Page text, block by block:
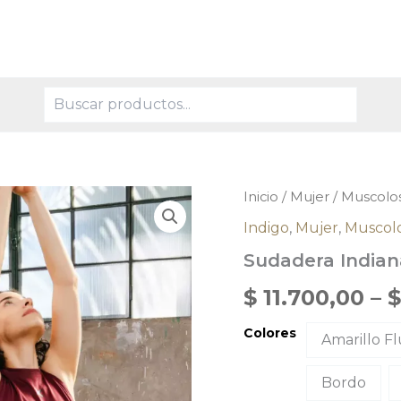
Inicio / Mujer /
Indigo, Mujer,
Sudadera
$ 11.700,00 – $
Colores Amarillo
Bordo
Sudadera
cantidad